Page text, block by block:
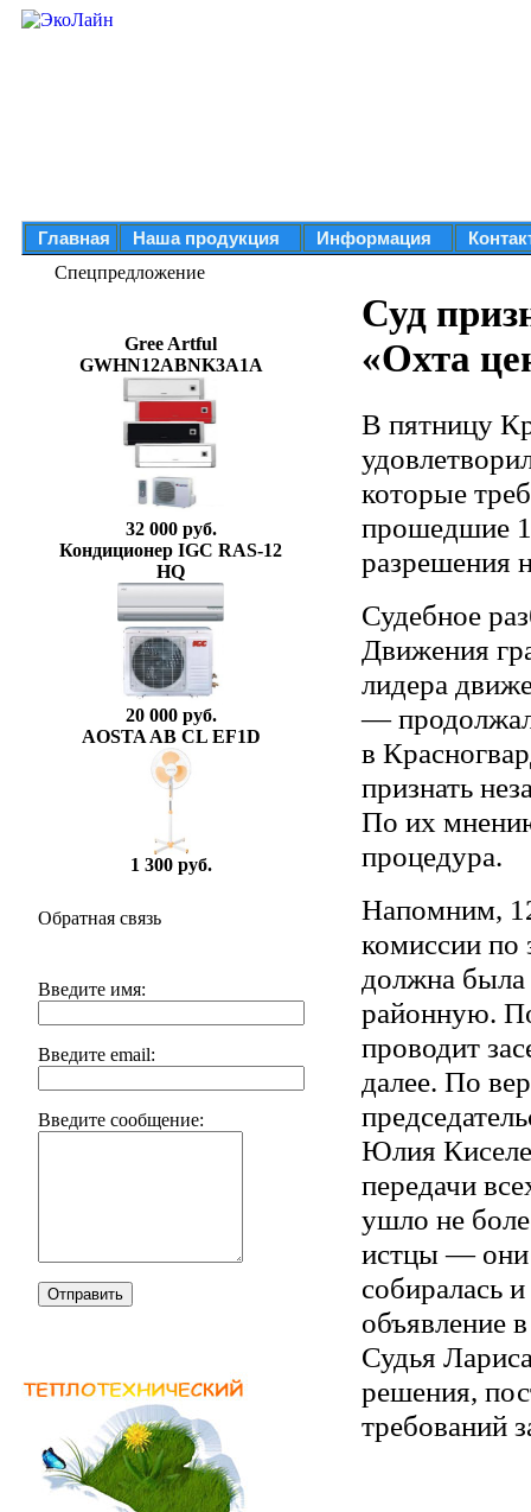
Главная Наша продукция Информация
Спецпредложение
Gree Artful
GWHN12ABNK3A1A
32 000 руб.
Кондиционер IGC RAS-12
HQ
20 000 руб.
AOSTA AB CL EF1D
1 300 руб.
Обратная связь
Введите имя:
Введите email:
Введите сообщение:
Отправить
Суд
«Охта
В пятницу
которые
прошедшие
разрешения
Судебное
Движения
лидера
—
в
признать
По их
процедура.
Напомним,
комиссии по
должна была
районную.
проводит
далее. По
Юлия
передачи
ушло не
истцы — они
собиралась
объявление
Судья
решения,
требований